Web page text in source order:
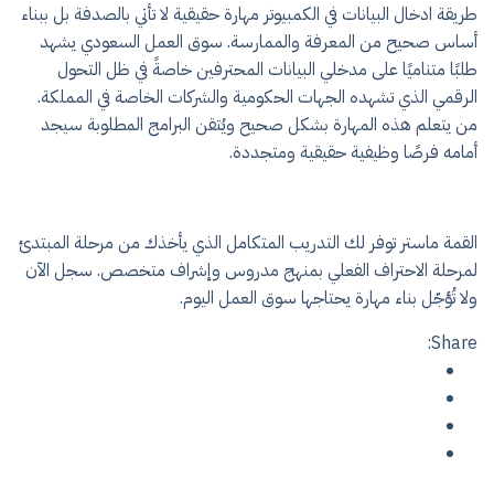
​طريقة ادخال البيانات في الكمبيوتر​ مهارة حقيقية لا تأتي بالصدفة بل ببناء
أساس صحيح من المعرفة والممارسة. سوق العمل السعودي يشهد
طلبًا متناميًا على مدخلي البيانات المحترفين خاصةً في ظل التحول
الرقمي الذي تشهده الجهات الحكومية والشركات الخاصة في المملكة.
من يتعلم هذه المهارة بشكل صحيح ويُتقن البرامج المطلوبة سيجد
أمامه فرصًا وظيفية حقيقية ومتجددة.
القمة ماستر توفر لك التدريب المتكامل الذي يأخذك من مرحلة المبتدئ
لمرحلة الاحتراف الفعلي بمنهج مدروس وإشراف متخصص. سجل الآن
ولا تُؤجّل بناء مهارة يحتاجها سوق العمل اليوم.
Share: